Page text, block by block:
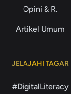
Opini & R.
Artikel Umum
JELAJAHI TAGAR
#DigitalLiteracy